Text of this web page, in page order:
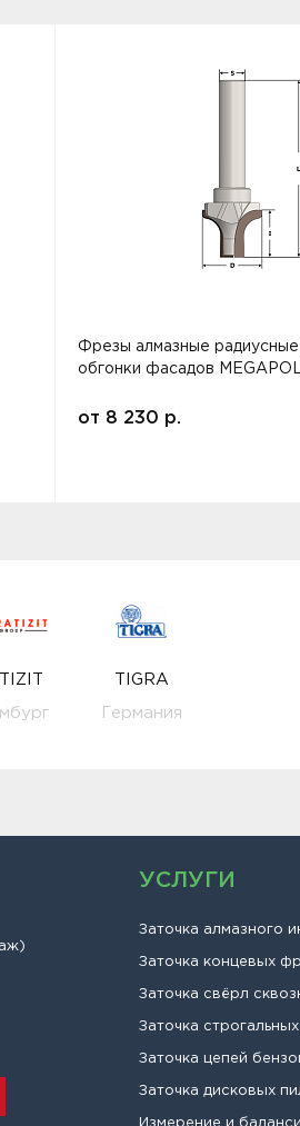
Фрезы алмазные радиусные
обгонки фасадов
от 8 230 р.
TIGRA
Германия
УСЛУГИ
Заточка алмазного
Заточка концевых
Заточка свёрл
Заточка
Заточка цепей
Заточка дисковых
Измерение и